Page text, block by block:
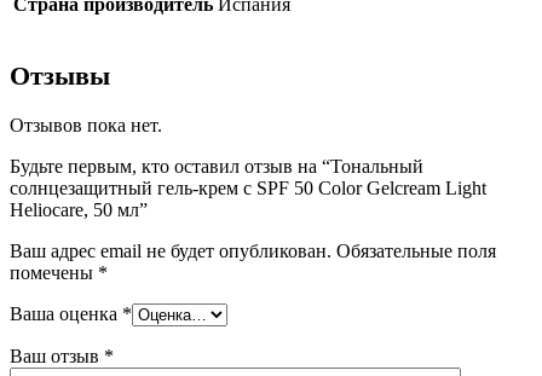
Отзывы
Отзывов пока нет.
Будьте первым, кто оставил отзыв на “Тональный
солнцезащитный гель-крем с SPF 50 Color Gelcream Light
Heliocare, 50 мл”
Ваш адрес email не будет опубликован. Обязательные поля
помечены *
Ваша оценка *
Ваш отзыв *